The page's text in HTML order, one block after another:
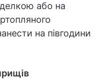
або на
на півгодини